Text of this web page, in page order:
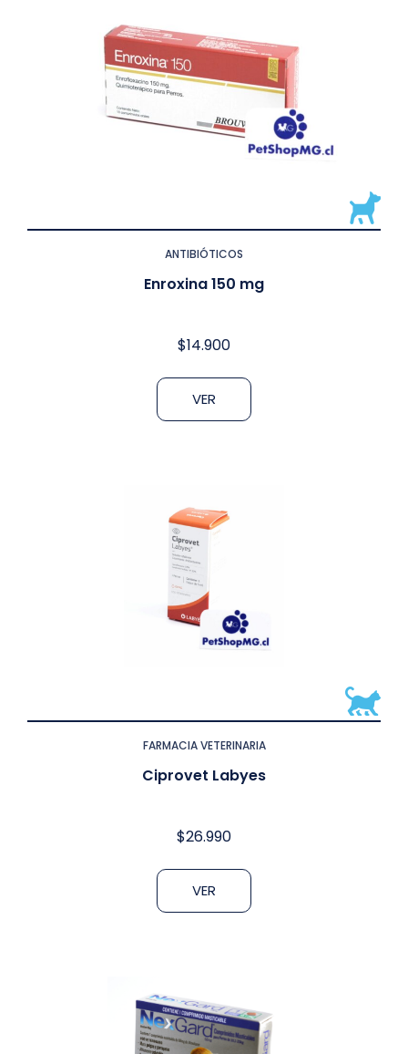
ANTIBIÓTICOS
Enroxina 150 mg
$14.900
VER
FARMACIA VETERINARIA
Ciprovet Labyes
$26.990
VER